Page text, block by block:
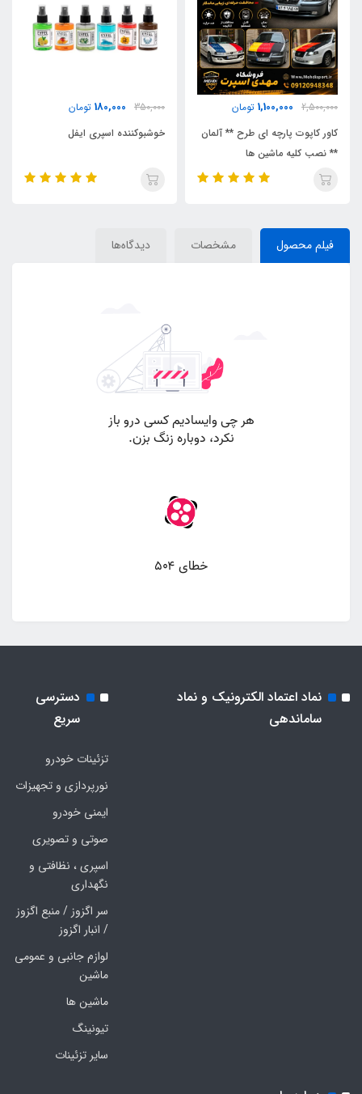
2,500,000
1,100,000 تومان
کاور کاپوت پارچه ای طرح ** آلمان
** نصب کلیه ماشین ها
350,000
180,000 تومان
خوشبوکننده اسپری ایفل
فیلم محصول مشخصات دیدگاه‌ها
نماد اعتماد الکترونیک و نماد
ساماندهی
دسترسی
سریع
تزئینات خودرو
نورپردازی و تجهیزات
ایمنی خودرو
صوتی و تصویری
اسپری ، نظافتی و
نگهداری
سر اگزوز / منبع اگزوز
/ انبار اگزوز
لوازم جانبی و عمومی
ماشین
ماشین ها
تیونینگ
سایر تزئینات